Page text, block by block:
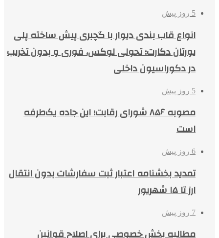
5 روز پیش
انواع قاب بندی دیوار با گچبری پیش ساخته پلی
یورتان دکارت؛ تحولی لوکس، فوری و بدون تخریب
در دکوراسیون داخلی
5 روز پیش
مصوبه ۸۵۶ شورای رقابت؛ این جاده یک‌طرفه
است
6 روز پیش
تمدید بخشنامه اعتبار ثبت سفارشات بدون انتقال
ارز تا ۱۵ شهریور
7 روز پیش
مطالبه بخش خصوصی برای اصلاح قوانین